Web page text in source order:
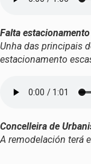
Falta estacionamento
Unha das principais
estacionamento
Concelleira de
A remodelación terá